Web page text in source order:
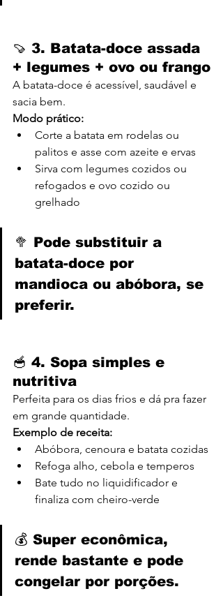
🍠 3. Batata-doce assada
+ legumes + ovo ou frango
A batata-doce é acessível, saudável e
sacia bem.
Modo prático:
Corte a batata em rodelas ou
palitos e asse com azeite e ervas
Sirva com legumes cozidos ou
refogados e ovo cozido ou
grelhado
🥦 Pode substituir a
batata-doce por
mandioca ou abóbora, se
preferir.
🥣 4. Sopa simples e
nutritiva
Perfeita para os dias frios e dá pra fazer
em grande quantidade.
Exemplo de receita:
Abóbora, cenoura e batata cozidas
Refoga alho, cebola e temperos
Bate tudo no liquidificador e
finaliza com cheiro-verde
💰 Super econômica,
rende bastante e pode
congelar por porções.